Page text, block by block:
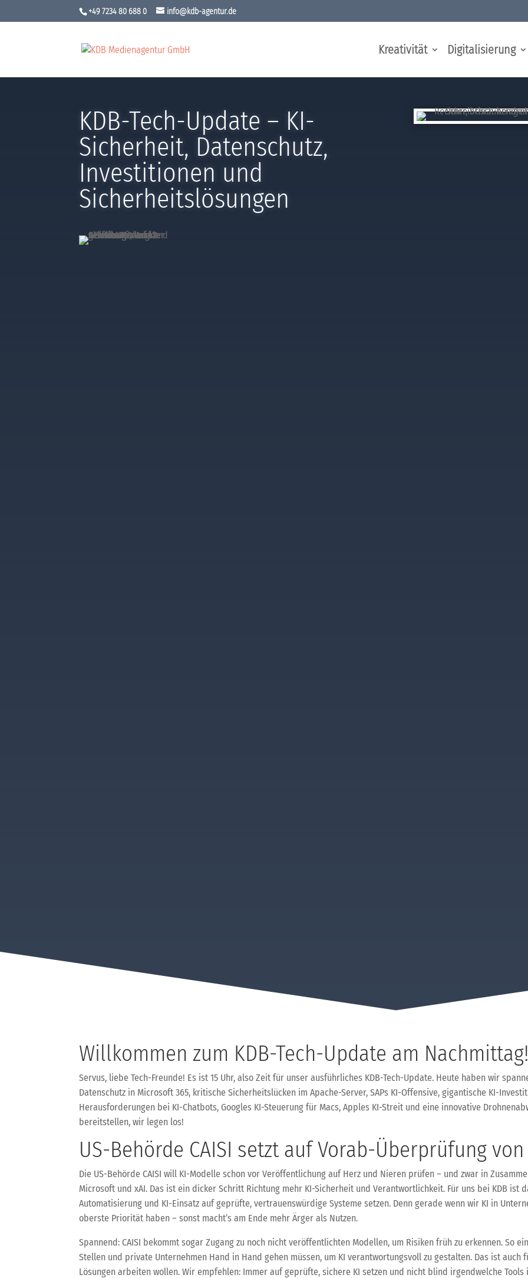
+49 7234 80 688 0 info@kdb-agentur.de
Kreativität Digitalisierung
KDB-Tech-Update – KI-
Sicherheit, Datenschutz,
Investitionen und
Sicherheitslösungen
Willkommen zum KDB-Tech-Update am
Servus, liebe Tech-Freunde! Es ist 15 Uhr, also Zeit für unser ausführliches KDB-Tech-Update. Heute haben wir
Datenschutz in Microsoft 365, kritische Sicherheitslücken im Apache-Server, SAPs KI-Offensive, gigantische KI-
Herausforderungen bei KI-Chatbots, Googles KI-Steuerung für Macs, Apples KI-Streit und eine innovative
bereitstellen, wir legen los!
US-Behörde CAISI setzt auf Vorab-Überprüfung
Die US-Behörde CAISI will KI-Modelle schon vor Veröffentlichung auf Herz und Nieren prüfen – und zwar in
Microsoft und xAI. Das ist ein dicker Schritt Richtung mehr KI-Sicherheit und Verantwortlichkeit. Für uns bei KDB ist
Automatisierung und KI-Einsatz auf geprüfte, vertrauenswürdige Systeme setzen. Denn gerade wenn wir KI in
oberste Priorität haben – sonst macht’s am Ende mehr Ärger als Nutzen.
Spannend: CAISI bekommt sogar Zugang zu noch nicht veröffentlichten Modellen, um Risiken früh zu erkennen. So
Stellen und private Unternehmen Hand in Hand gehen müssen, um KI verantwortungsvoll zu gestalten. Das ist
Lösungen arbeiten wollen. Wir empfehlen: Immer auf geprüfte, sichere KI setzen und nicht blind irgendwelche Tools